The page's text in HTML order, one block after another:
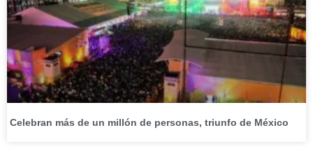
Celebran más de un millón de personas, triunfo de México